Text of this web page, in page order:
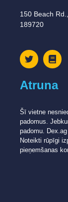
150 Beach
189720
Atruna
Šī vietne
padomus.
padomu.
Noteikti rūpīgi
pieņemšanas